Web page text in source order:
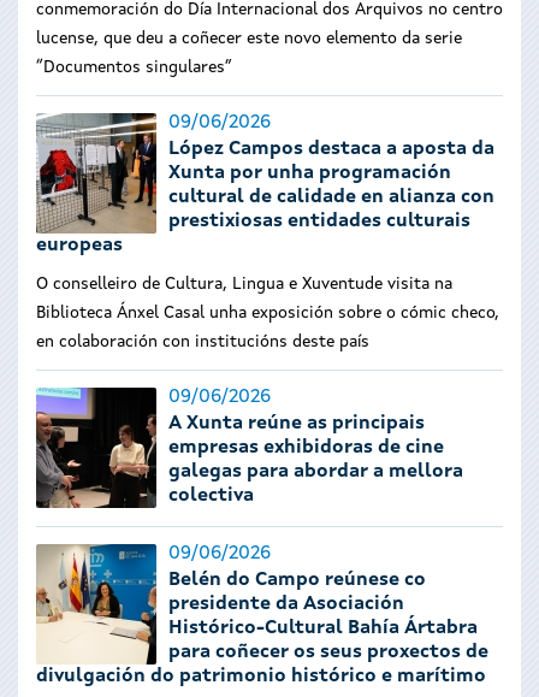
conmemoración do Día Internacional dos Arquivos no centro
lucense, que deu a coñecer este novo elemento da serie
“Documentos singulares”
09/06/2026
López Campos destaca a aposta da
Xunta por unha programación
cultural de calidade en alianza con
prestixiosas entidades culturais
europeas
O conselleiro de Cultura, Lingua e Xuventude visita na
Biblioteca Ánxel Casal unha exposición sobre o cómic checo,
en colaboración con institucións deste país
09/06/2026
A Xunta reúne as principais
empresas exhibidoras de cine
galegas para abordar a mellora
colectiva
09/06/2026
Belén do Campo reúnese co
presidente da Asociación
Histórico-Cultural Bahía Ártabra
para coñecer os seus proxectos de
divulgación do patrimonio histórico e marítimo